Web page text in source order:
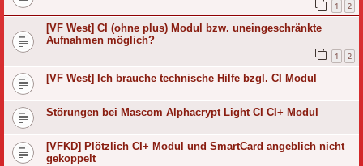
1 2
[VF West] CI (ohne plus) Modul bzw. uneingeschränkte
Aufnahmen möglich?
1 2
[VF West] Ich brauche technische Hilfe bzgl. CI Modul
Störungen bei Mascom Alphacrypt Light CI CI+ Modul
[VFKD] Plötzlich CI+ Modul und SmartCard angeblich nicht
gekoppelt